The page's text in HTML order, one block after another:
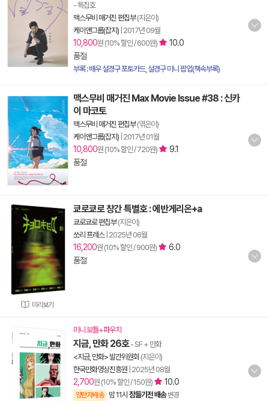
- 특집호
맥스무비 매거진 편집부(지은이)
케이앤그룹(잡지) 2017년 09월
10,800원 (10% 할인 / 600원)
10.0
품절
부록 : 배우 설경구 포토카드, 설경구 미니 팝업(책속부록)
맥스무비 매거진 Max Movie Issue #38 : 신카
이 마코토
맥스무비 매거진 편집부(엮은이)
케이앤그룹(잡지) 2017년 01월
10,800원 (10% 할인 / 720원)
9.1
품절
미리보기
쿄로쿄로 창간 특별호 : 에반게리온+a
쿄로쿄로 편집부(지은이)
쏘리 프레스| 2025년 06월
16,200원 (10% 할인 / 900원)
6.0
품절
미니 보틀+파우치
지금, 만화 26호- SF + 만화
<지금, 만화> 발간위원회 (지은이)
한국만화영상진흥원 2025년 08월
2,700원 (10% 할인 / 150원) 10.0
양탄자배송 밤 11시 잠들기전 배송 변경